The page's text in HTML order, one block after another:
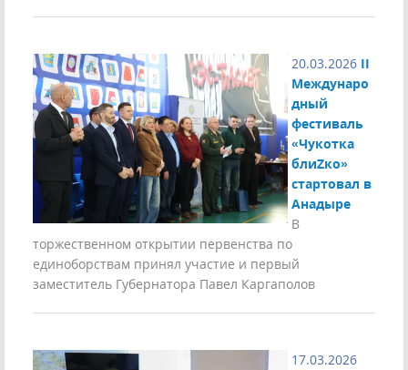
20.03.2026 II
Междунаро
дный
фестиваль
«Чукотка
блиZко»
стартовал в
Анадыре
В
торжественном открытии первенства по
единоборствам принял участие и первый
заместитель Губернатора Павел Каргаполов
17.03.2026